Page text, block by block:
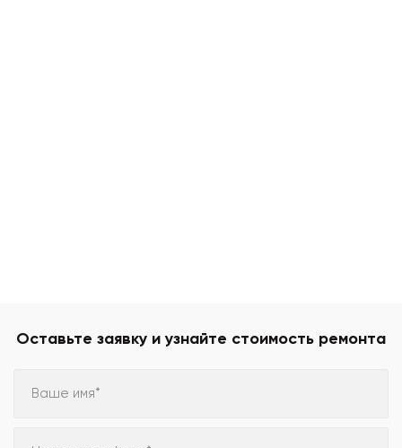
Оставьте заявку и узнайте стоимость ремонта
Ваше имя*